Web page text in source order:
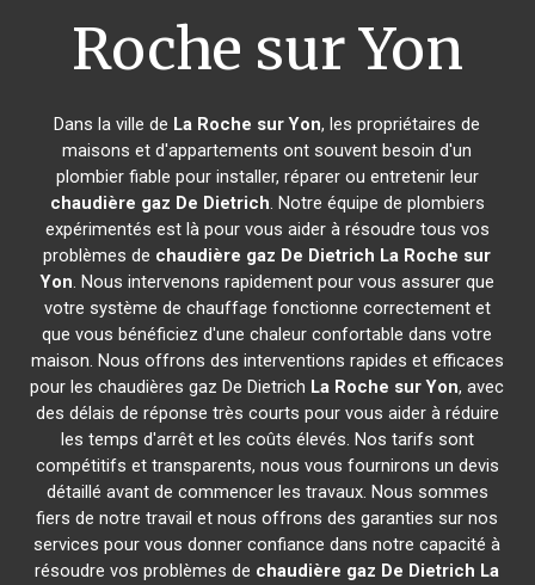
Roche sur Yon
Dans la ville de La Roche sur Yon, les propriétaires de
maisons et d'appartements ont souvent besoin d'un
plombier fiable pour installer, réparer ou entretenir leur
chaudière gaz De Dietrich. Notre équipe de plombiers
expérimentés est là pour vous aider à résoudre tous vos
problèmes de chaudière gaz De Dietrich La Roche sur
Yon. Nous intervenons rapidement pour vous assurer que
votre système de chauffage fonctionne correctement et
que vous bénéficiez d'une chaleur confortable dans votre
maison. Nous offrons des interventions rapides et efficaces
pour les chaudières gaz De Dietrich La Roche sur Yon, avec
des délais de réponse très courts pour vous aider à réduire
les temps d'arrêt et les coûts élevés. Nos tarifs sont
compétitifs et transparents, nous vous fournirons un devis
détaillé avant de commencer les travaux. Nous sommes
fiers de notre travail et nous offrons des garanties sur nos
services pour vous donner confiance dans notre capacité à
résoudre vos problèmes de chaudière gaz De Dietrich La